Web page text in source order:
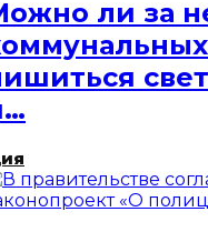
ли за